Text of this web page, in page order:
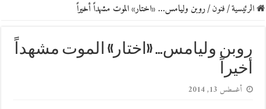
الرئيسية/فنون/روبن وليامس… «اختار» الموت مشهداً أخيراً
روبن وليامس… «اختار» الموت مشهداً
أخيراً
أغسطس 13, 2014